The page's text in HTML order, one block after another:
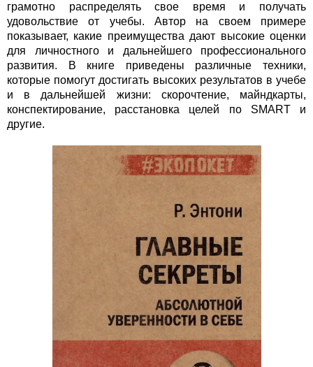
грамотно распределять свое время и получать
удовольствие от учебы. Автор на своем примере
показывает, какие преимущества дают высокие оценки
для личностного и дальнейшего профессионального
развития. В книге приведены различные техники,
которые помогут достигать высоких результатов в учебе
и в дальнейшей жизни: скорочтение, майндкарты,
конспектирование, расстановка целей по SMART и
другие.